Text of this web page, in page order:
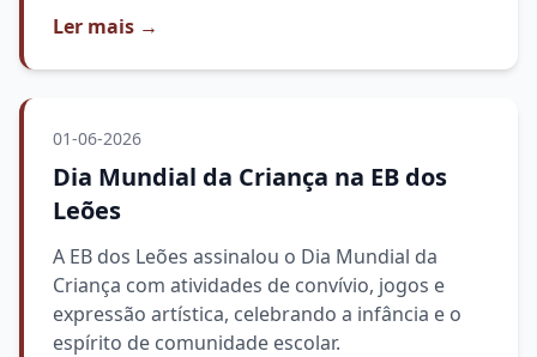
Ler mais →
01-06-2026
Dia Mundial da Criança na EB dos
Leões
A EB dos Leões assinalou o Dia Mundial da
Criança com atividades de convívio, jogos e
expressão artística, celebrando a infância e o
espírito de comunidade escolar.